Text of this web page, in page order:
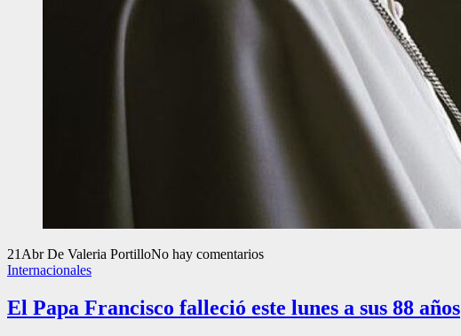
21 Abr De Valeria PortilloNo hay comentarios
Internacionales
El Papa Francisco falleció este lunes a sus 88 años